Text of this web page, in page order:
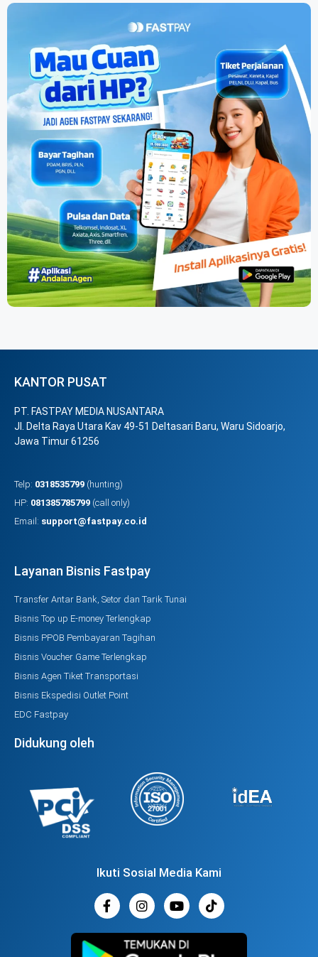
KANTOR PUSAT
PT. FASTPAY MEDIA NUSANTARA
Jl. Delta Raya Utara Kav 49-51 Deltasari Baru, Waru Sidoarjo,
Jawa Timur 61256
Telp: 0318535799 (hunting)
HP: 081385785799 (call only)
Email: support@fastpay.co.id
Layanan Bisnis Fastpay
Transfer Antar Bank, Setor dan Tarik Tunai
Bisnis Top up E-money Terlengkap
Bisnis PPOB Pembayaran Tagihan
Bisnis Voucher Game Terlengkap
Bisnis Agen Tiket Transportasi
Bisnis Ekspedisi Outlet Point
EDC Fastpay
Didukung oleh
Ikuti Sosial Media Kami